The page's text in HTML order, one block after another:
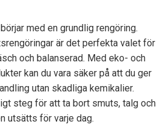
med en grundlig rengöring.
är det perfekta valet för
och balanserad. Med eko- och
kan du vara säker på att du ger
utan skadliga kemikalier.
steg för att ta bort smuts, talg och
utsätts för varje dag.